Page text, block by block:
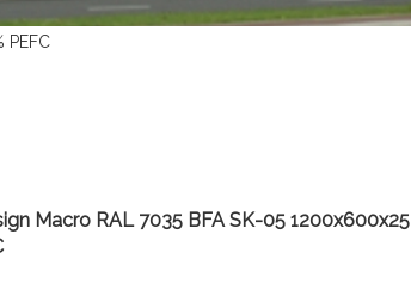
PEFC
Macro RAL 7035 BFA SK-05 1200x600x25